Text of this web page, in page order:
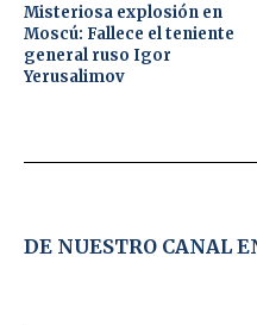
Misteriosa explosión en
Moscú: Fallece el teniente
general ruso Igor
Yerusalimov
DE NUESTRO CANAL